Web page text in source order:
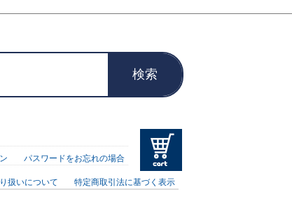
検索
パスワードをお忘れの場合
扱いについて 特定商取引法に基づく表示